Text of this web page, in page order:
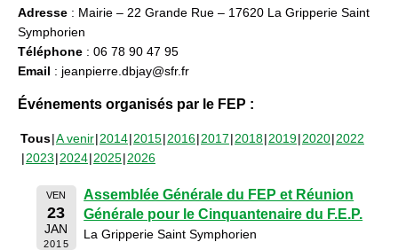
Adresse : Mairie – 22 Grande Rue – 17620 La Gripperie Saint
Symphorien
Téléphone : 06 78 90 47 95
Email : jeanpierre.dbjay@sfr.fr
Événements organisés par le FEP :
Tous A venir 2014 2015 2016 2017 2018 2019 2020 2022
2023 2024 2025 2026
VEN
23
JAN
2015
Assemblée Générale du FEP et Réunion
Générale pour le Cinquantenaire du F.E.P.
La Gripperie Saint Symphorien